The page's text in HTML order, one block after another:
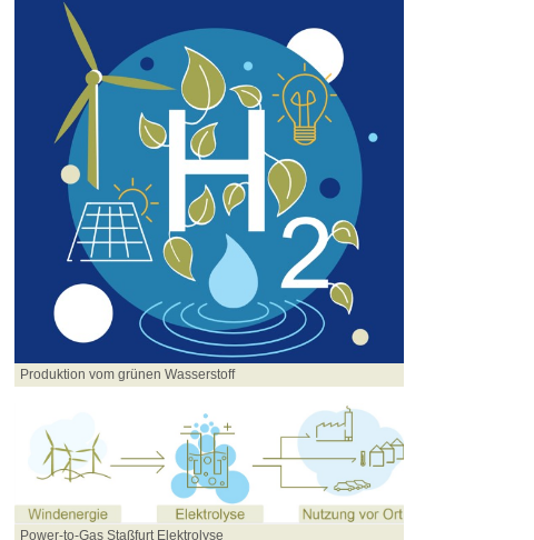
Produktion vom grünen Wasserstoff
Power-to-Gas Staßfurt Elektrolyse